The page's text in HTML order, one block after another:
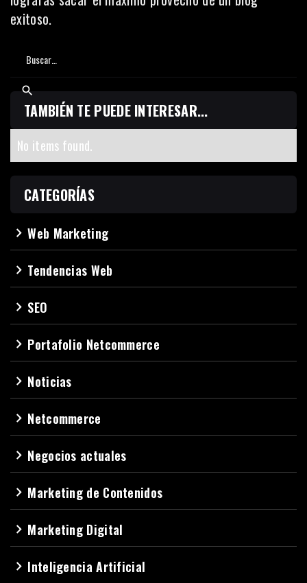
exitoso.
TAMBIÉN TE PUEDE INTERESAR...
No items found.
CATEGORÍAS
navigate_nextWeb Marketing
navigate_next Tendencias Web
navigate_next SEO
navigate_next Portafolio Netcommerce
navigate_next Noticias
navigate_next Netcommerce
navigate_next Negocios actuales
navigate_next Marketing de Contenidos
navigate_next Marketing Digital
navigate_next Inteligencia Artificial